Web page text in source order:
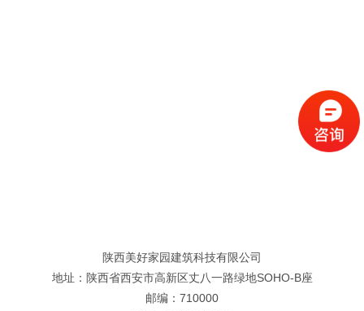
陕西美好家园建筑科技有限公司
地址：陕西省西安市高新区丈八一路绿地SOHO-B座
邮编：710000